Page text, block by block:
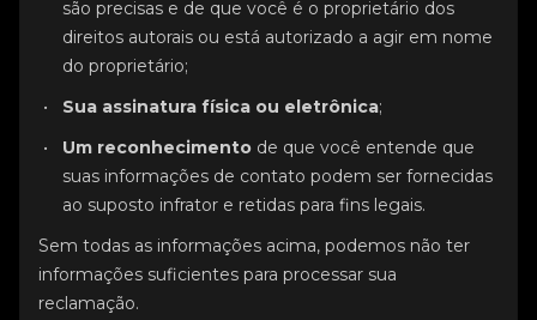
são precisas e de que você é o proprietário dos
direitos autorais ou está autorizado a agir em nome
do proprietário;
Sua assinatura física ou eletrônica;
Um reconhecimento de que você entende que
suas informações de contato podem ser fornecidas
ao suposto infrator e retidas para fins legais.
Sem todas as informações acima, podemos não ter
informações suficientes para processar sua
reclamação.